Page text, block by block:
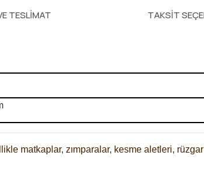
TESLIMAT TAKSIT
matkaplar, zımparalar, kesme aletleri,